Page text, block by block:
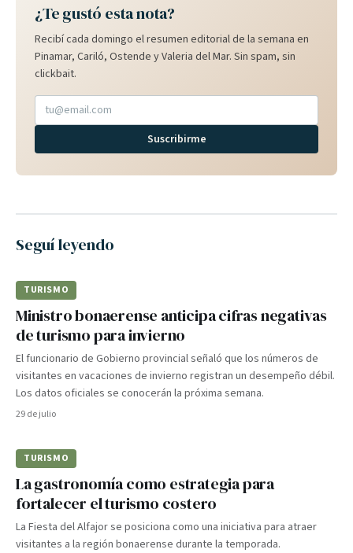
¿Te gustó esta nota?
Recibí cada domingo el resumen editorial de la semana en
Pinamar, Cariló, Ostende y Valeria del Mar. Sin spam, sin
clickbait.
Suscribirme
Seguí leyendo
TURISMO
Ministro bonaerense anticipa cifras negativas
de turismo para invierno
El funcionario de Gobierno provincial señaló que los números de
visitantes en vacaciones de invierno registran un desempeño débil.
Los datos oficiales se conocerán la próxima semana.
29 de julio
TURISMO
La gastronomía como estrategia para
fortalecer el turismo costero
La Fiesta del Alfajor se posiciona como una iniciativa para atraer
visitantes a la región bonaerense durante la temporada.